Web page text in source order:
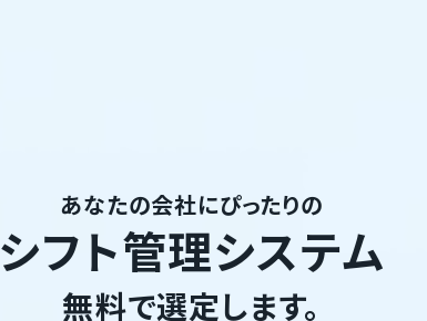
あなたの会社にぴったりの
シフト管理システム
無料で選定します。